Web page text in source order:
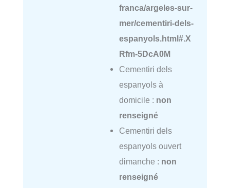
franca/argeles-sur-
mer/cementiri-dels-
espanyols.html#.X
Rfm-5DcA0M
Cementiri dels
espanyols à
domicile : non
renseigné
Cementiri dels
espanyols ouvert
dimanche : non
renseigné